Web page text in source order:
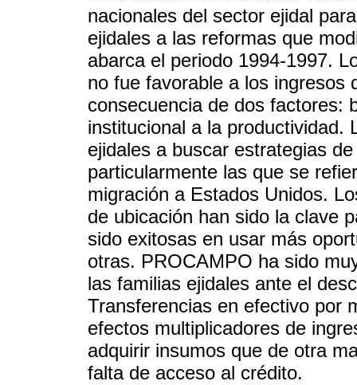
nacionales del sector ejidal
ejidales a las reformas que
abarca el periodo 1994-1997.
no fue favorable a los ingresos
consecuencia de dos factores:
institucional a la productividad.
ejidales a buscar estrategias
particularmente las que se
migración a Estados Unidos.
de ubicación han sido la clave
sido exitosas en usar más
otras. PROCAMPO ha sido
las familias ejidales ante el
Transferencias en efectivo por
efectos multiplicadores de
adquirir insumos que de otra
falta de acceso al crédito.